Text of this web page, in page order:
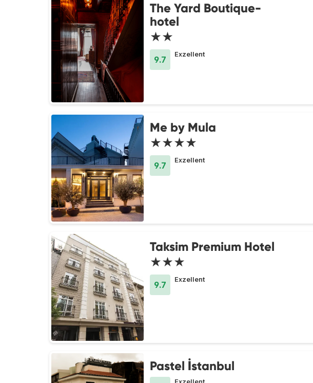
The Yard Boutique-
hotel
★★
9.7
Exzellent
Me by Mula
★★★★
9.7
Exzellent
Taksim Premium Hotel
★★★
9.7
Exzellent
Pastel İstanbul